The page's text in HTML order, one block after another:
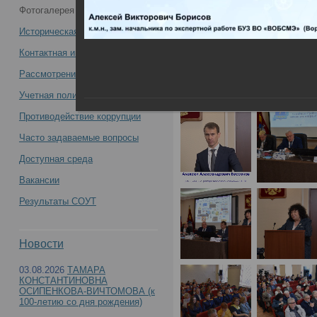
состоялась Всероссийская научно-
практическая конференция с
международным участием
«Профессиональные правонарушения
медицинских работников:
12 – 13 мая 2022
Всероссийская
Фотогалерея
Историческая справка
Контактная информация
Рассмотрение обращений
Учетная политика учреждения
Противодействие коррупции
Часто задаваемые вопросы
Доступная среда
Вакансии
Результаты СОУТ
Новости
03.08.2026 ТАМАРА
КОНСТАНТИНОВНА
ОСИПЕНКОВА-ВИЧТОМОВА (к
100-летию со дня рождения)
17.05.2022